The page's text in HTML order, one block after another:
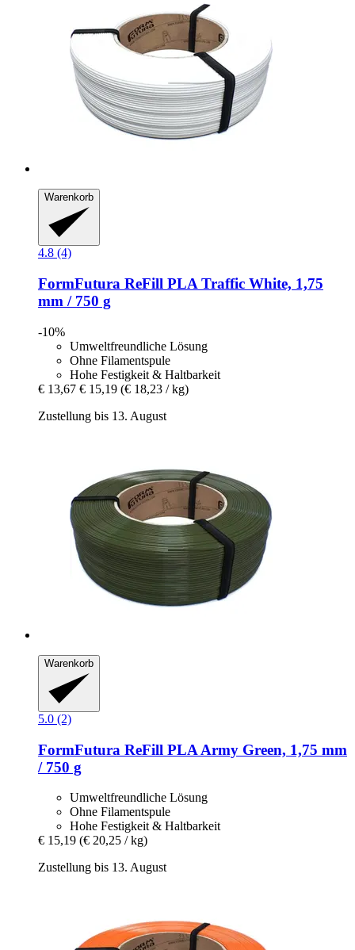
Warenkorb
4.8 (4)
FormFutura ReFill PLA Traffic White, 1,75
mm / 750 g
-10%
Umweltfreundliche Lösung
Ohne Filamentspule
Hohe Festigkeit & Haltbarkeit
€ 13,67 € 15,19 (€ 18,23 / kg)
Zustellung bis 13. August
Warenkorb
5.0 (2)
FormFutura ReFill PLA Army Green, 1,75 mm
/ 750 g
Umweltfreundliche Lösung
Ohne Filamentspule
Hohe Festigkeit & Haltbarkeit
€ 15,19 (€ 20,25 / kg)
Zustellung bis 13. August